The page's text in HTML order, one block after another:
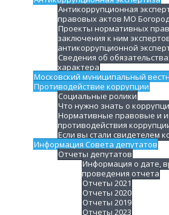
Антикоррупционная
правовых актов МО
Проекты нормативных
заключения к ним
антикоррупционной
Сведения об
характера
Московский муниципальный
Противодействие коррупции
Социальные ролики
Что нужно знать о
Нормативные правовые и
противодействия
Если вы стали свидетелем
Информация Совета депутатов
Отчеты депутатов
Информация о дате,
проведения отчета
Отчеты 2021
Отчеты 2020
Отчеты 2019
Отчеты 2023